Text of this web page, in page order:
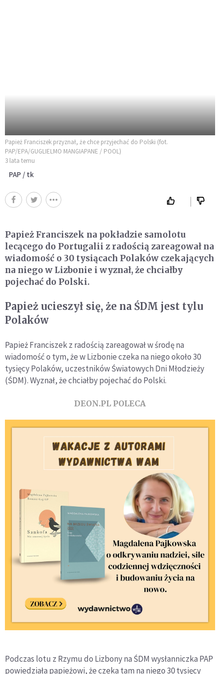
Papież Franciszek przyznał, że chce przyjechać do Polski (fot.
PAP/EPA/GUGLIELMO MANGIAPANE / POOL)
3 lata temu
PAP / tk
Papież Franciszek na pokładzie samolotu
lecącego do Portugalii z radością zareagował na
wiadomość o 30 tysiącach Polaków czekających
na niego w Lizbonie i wyznał, że chciałby
pojechać do Polski.
Papież ucieszył się, że na ŚDM jest tylu
Polaków
Papież Franciszek z radością zareagował w środę na
wiadomość o tym, że w Lizbonie czeka na niego około 30
tysięcy Polaków, uczestników Światowych Dni Młodzieży
(ŚDM). Wyznał, że chciałby pojechać do Polski.
DEON.PL POLECA
Podczas lotu z Rzymu do Lizbony na ŚDM wysłanniczka PAP
powiedziała papieżowi, że czeka tam na niego 30 tysięcy